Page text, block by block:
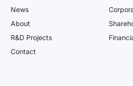
News
About
R&D Projects
Contact